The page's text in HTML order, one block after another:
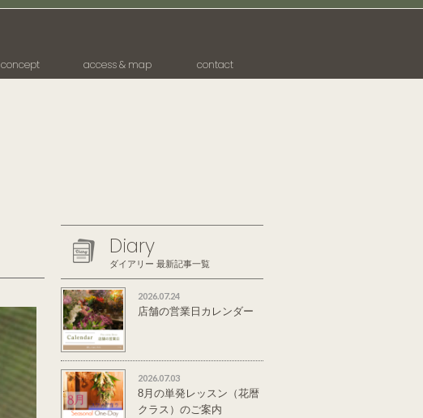
concept access & map contact
Diary
ダイアリー 最新記事一覧
2026.07.24
店舗の営業日カレンダー
2026.07.03
8月の単発レッスン（花暦
クラス）のご案内